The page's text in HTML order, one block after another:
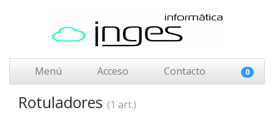
Menú Acceso Contacto 0
Rotuladores (1 art.)